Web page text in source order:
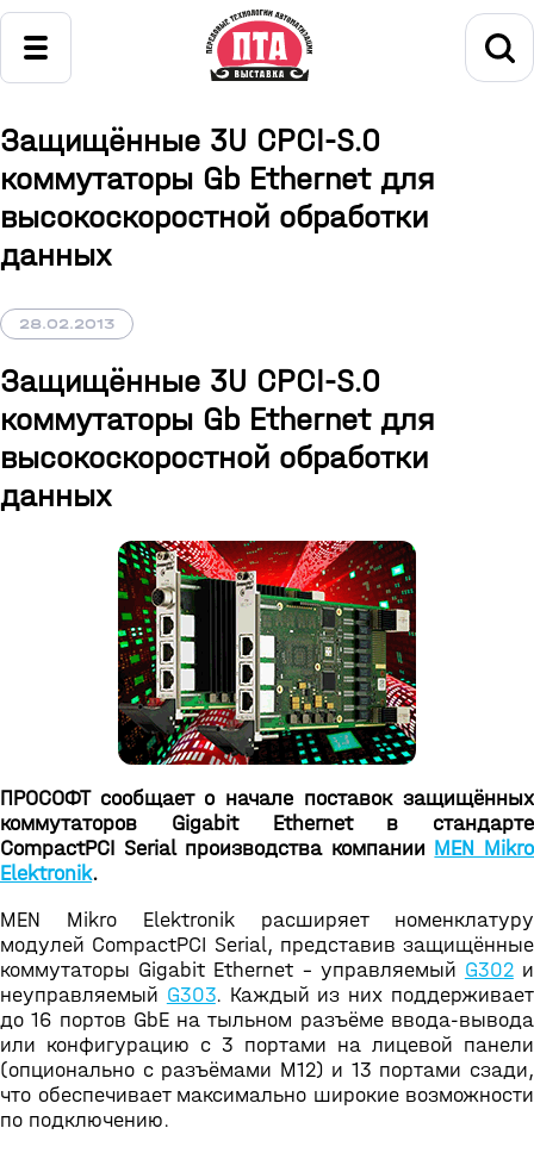
Защищённые 3U CPCI-S.0
коммутаторы Gb Ethernet для
высокоскоростной обработки
данных
28.02.2013
Защищённые 3U CPCI-S.0
коммутаторы Gb Ethernet для
высокоскоростной обработки
данных
ПРОСОФТ сообщает о начале поставок защищённых
коммутаторов Gigabit Ethernet в стандарте
CompactPCI Serial производства компании MEN Mikro
Elektronik.
MEN Mikro Elektronik расширяет номенклатуру
модулей CompactPCI Serial, представив защищённые
коммутаторы Gigabit Ethernet – управляемый G302и
неуправляемый G303. Каждый из них поддерживает
до 16 портов GbE на тыльном разъёме ввода-вывода
или конфигурацию с 3 портами на лицевой панели
(опционально с разъёмами M12) и 13 портами сзади,
что обеспечивает максимально широкие возможности
по подключению.